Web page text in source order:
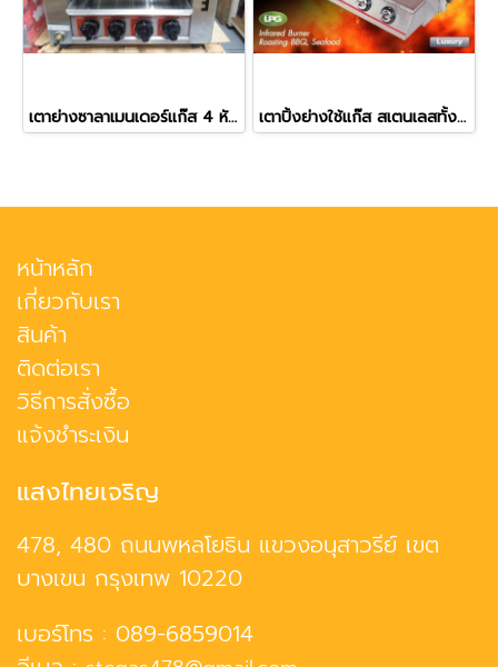
เตาย่างซาลาเมนเดอร์แก๊ส 4 หัวเตา ยี่ห้อเวอร์รี่ เตาปิ้งย่างใช้แก๊ส สเตนเลสทั้งตัว หัวเตาอินฟาเรด 6 หัว
หน้าหลัก
เกี่ยวกับเรา
สินค้า
ติดต่อเรา
วิธีการสั่งซื้อ
แจ้งชำระเงิน
แสงไทยเจริญ
478, 480 ถนนพหลโยธิน แขวงอนุสาวรีย์ เขต
บางเขน กรุงเทพ 10220
เบอร์โทร : 089-6859014